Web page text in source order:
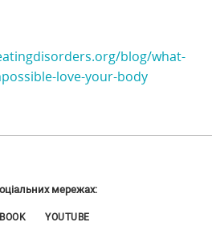
blog/what-
love-your-body
мережах:
YOUTUBE